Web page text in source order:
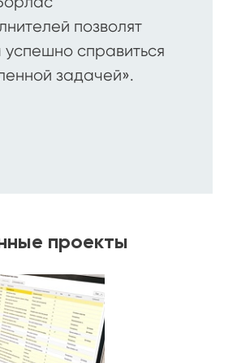
позволят
справиться
задачей».
проекты